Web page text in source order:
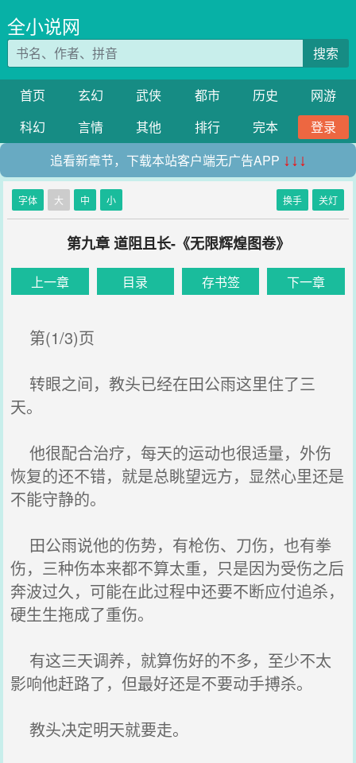
全小说网
搜索
首页 玄幻 武侠 都市 历史
网游
科幻
言情 其他 排行 完本
登录
追看新章节，下载本站客户端无广告APP ↓↓↓
字体 大 中 小 换手 关灯
第九章 道阻且长-《无限辉煌图卷》
上一章 目录 存书签 下一章
第(1/3)页
转眼之间，教头已经在田公雨这里住了三
天。
他很配合治疗，每天的运动也很适量，外伤
恢复的还不错，就是总眺望远方，显然心里还是
不能守静的。
田公雨说他的伤势，有枪伤、刀伤，也有拳
伤，三种伤本来都不算太重，只是因为受伤之后
奔波过久，可能在此过程中还要不断应付追杀，
硬生生拖成了重伤。
有这三天调养，就算伤好的不多，至少不太
影响他赶路了，但最好还是不要动手搏杀。
教头决定明天就要走。